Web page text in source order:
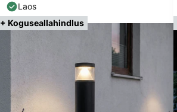
Laos
+ Koguseallahindlus